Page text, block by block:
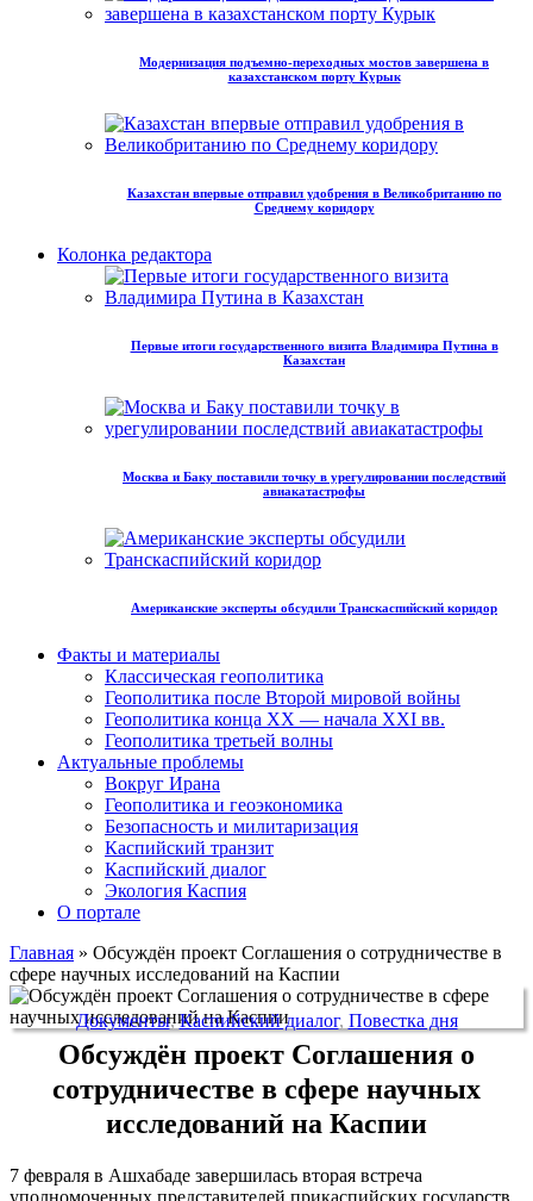
Модернизация подъемно-переходных мостов завершена в
казахстанском порту Курык
Казахстан впервые отправил удобрения в Великобританию по
Среднему коридору
Колонка редактора
Первые итоги государственного визита Владимира Путина в
Казахстан
Москва и Баку поставили точку в урегулировании последствий
авиакатастрофы
Американские эксперты обсудили Транскаспийский коридор
Факты и материалы
Классическая геополитика
Геополитика после Второй мировой войны
Геополитика конца XX — начала XXI вв.
Геополитика третьей волны
Актуальные проблемы
Вокруг Ирана
Геополитика и геоэкономика
Безопасность и милитаризация
Каспийский транзит
Каспийский диалог
Экология Каспия
О портале
Главная » Обсуждён проект Соглашения о сотрудничестве в
сфере научных исследований на Каспии
Документы,Каспийский диалог, Повестка дня
Обсуждён проект Соглашения о
сотрудничестве в сфере научных
исследований на Каспии
7 февраля в Ашхабаде завершилась вторая встреча
уполномоченных представителей прикаспийских государств